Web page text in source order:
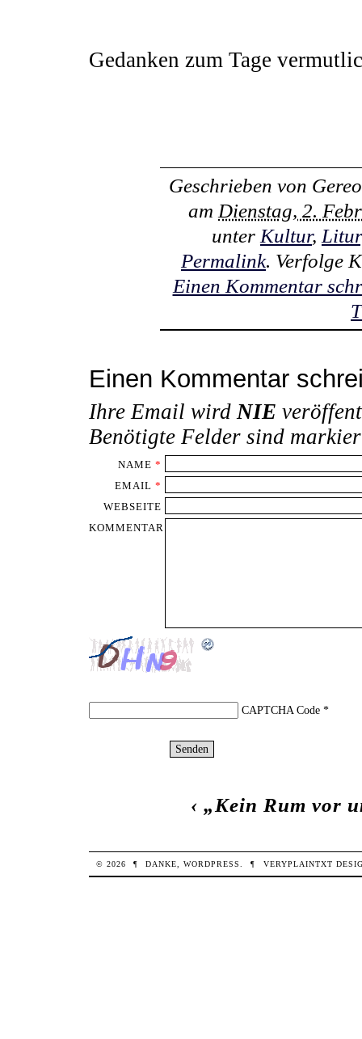
Gedanken zum Tage
Geschrieben von
amDienstag, 2.
unterKultur,
Permalink. Verfolge
Einen Kommentar
Einen Kommentar
Ihre Email wird NIE
Benötigte Felder sind
NAME *
EMAIL *
WEBSEITE
KOMMENTAR
CAPTCHA Code*
‹„Kein Rum vor
© 2026 ¶ DANKE,WORDPRESS. ¶ VERYPLAINTXT